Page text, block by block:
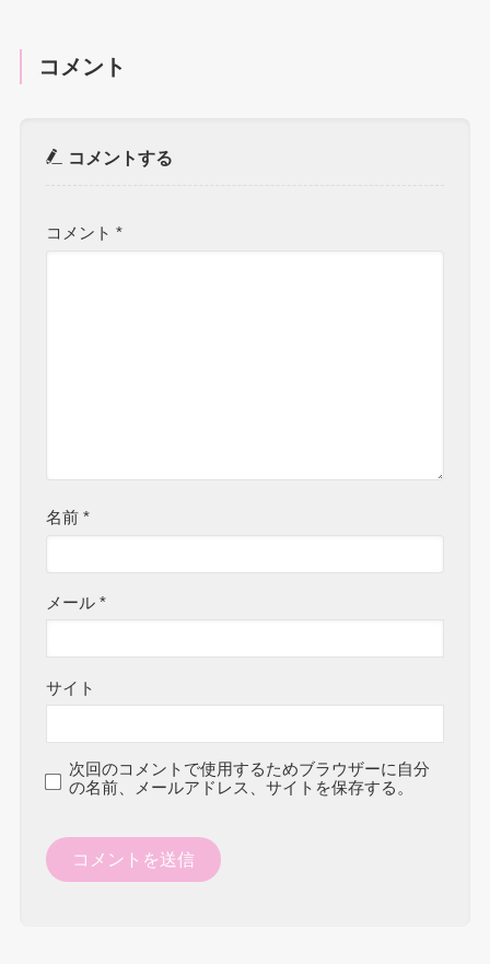
コメント
コメントする
コメント*
名前*
メール*
サイト
次回のコメントで使用するためブラウザーに自分
の名前、メールアドレス、サイトを保存する。